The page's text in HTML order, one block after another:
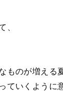
、
ものが増える
ていくように